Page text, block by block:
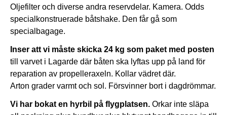
Oljefilter och diverse andra reservdelar. Kamera. Odds
specialkonstruerade båtshake. Den får gå som
specialbagage.
Inser att vi måste skicka 24 kg som paket med posten
till varvet i Lagarde där båten ska lyftas upp på land för
reparation av propelleraxeln. Kollar vädret där.
Arton grader varmt och sol. Försvinner bort i dagdrömmar.
Vi har bokat en hyrbil på flygplatsen. Orkar inte släpa